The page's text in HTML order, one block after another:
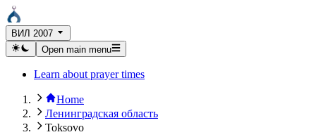
ВИЛ 2007
Open main menu
Learn about prayer times
Home
Ленинградская область
Toksovo